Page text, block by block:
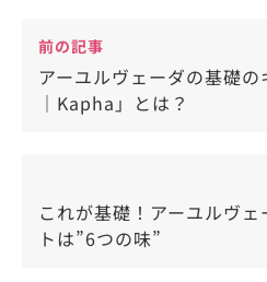
前の記事
アーユルヴェーダの基礎
｜Kapha」とは？
これが基礎！アーユルヴ
トは”6つの味”